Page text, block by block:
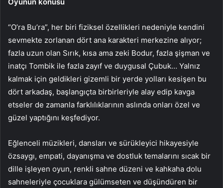
Oyunun konusu
“O’ra Bu’ra”, her biri fiziksel özellikleri nedeniyle kendini
sevmekte zorlanan dört ana karakteri merkezine alıyor;
fazla uzun olan Sırık, kısa ama zeki Bodur, fazla şişman ve
inatçı Tombik ile fazla zayıf ve duygusal Çubuk… Yalnız
kalmak için geldikleri gizemli bir yerde yolları kesişen bu
dört arkadaş, başlangıçta birbirleriyle alay edip kavga
etseler de zamanla farklılıklarının aslında onları özel ve
güzel yaptığını keşfediyor.
Eğlenceli müzikleri, dansları ve sürükleyici hikayesiyle
özsaygı, empati, dayanışma ve dostluk temalarını sıcak bir
dille işleyen oyun, renkli sahne düzeni ve kahkaha dolu
sahneleriyle çocuklara gülümseten ve düşündüren bir